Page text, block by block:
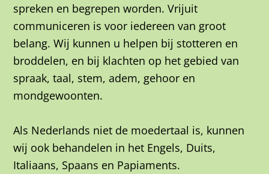
spreken en begrepen worden. Vrijuit
communiceren is voor iedereen van groot
belang. Wij kunnen u helpen bij stotteren en
broddelen, en bij klachten op het gebied van
spraak, taal, stem, adem, gehoor en
mondgewoonten.
Als Nederlands niet de moedertaal is, kunnen
wij ook behandelen in het Engels, Duits,
Italiaans, Spaans en Papiaments.